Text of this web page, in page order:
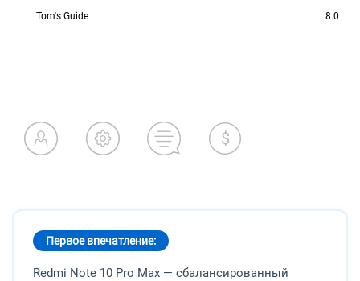
Tom's Guide 8.0
Первое впечатление:
Redmi Note 10 Pro Max — сбалансированный